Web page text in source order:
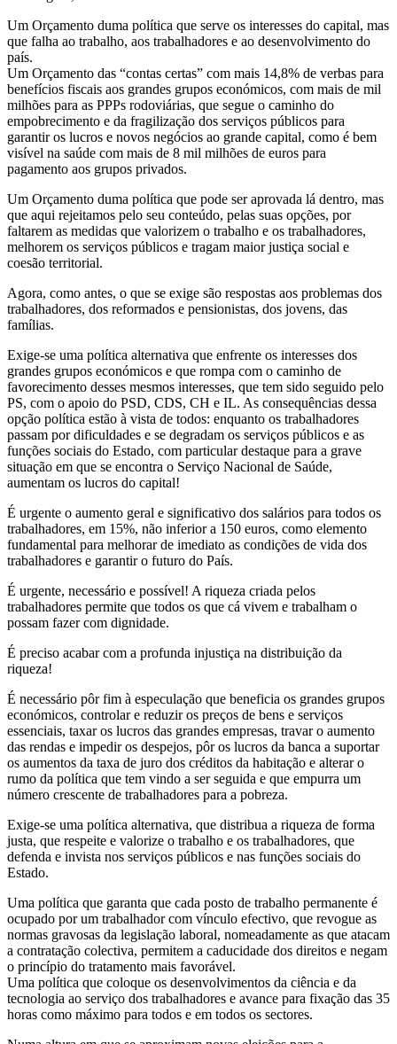
Um Orçamento duma política que serve os interesses do capital, mas
que falha ao trabalho, aos trabalhadores e ao desenvolvimento do
país.
Um Orçamento das “contas certas” com mais 14,8% de verbas para
benefícios fiscais aos grandes grupos económicos, com mais de mil
milhões para as PPPs rodoviárias, que segue o caminho do
empobrecimento e da fragilização dos serviços públicos para
garantir os lucros e novos negócios ao grande capital, como é bem
visível na saúde com mais de 8 mil milhões de euros para
pagamento aos grupos privados.
Um Orçamento duma política que pode ser aprovada lá dentro, mas
que aqui rejeitamos pelo seu conteúdo, pelas suas opções, por
faltarem as medidas que valorizem o trabalho e os trabalhadores,
melhorem os serviços públicos e tragam maior justiça social e
coesão territorial.
Agora, como antes, o que se exige são respostas aos problemas dos
trabalhadores, dos reformados e pensionistas, dos jovens, das
famílias.
Exige-se uma política alternativa que enfrente os interesses dos
grandes grupos económicos e que rompa com o caminho de
favorecimento desses mesmos interesses, que tem sido seguido pelo
PS, com o apoio do PSD, CDS, CH e IL. As consequências dessa
opção política estão à vista de todos: enquanto os trabalhadores
passam por dificuldades e se degradam os serviços públicos e as
funções sociais do Estado, com particular destaque para a grave
situação em que se encontra o Serviço Nacional de Saúde,
aumentam os lucros do capital!
É urgente o aumento geral e significativo dos salários para todos os
trabalhadores, em 15%, não inferior a 150 euros, como elemento
fundamental para melhorar de imediato as condições de vida dos
trabalhadores e garantir o futuro do País.
É urgente, necessário e possível! A riqueza criada pelos
trabalhadores permite que todos os que cá vivem e trabalham o
possam fazer com dignidade.
É preciso acabar com a profunda injustiça na distribuição da
riqueza!
É necessário pôr fim à especulação que beneficia os grandes grupos
económicos, controlar e reduzir os preços de bens e serviços
essenciais, taxar os lucros das grandes empresas, travar o aumento
das rendas e impedir os despejos, pôr os lucros da banca a suportar
os aumentos da taxa de juro dos créditos da habitação e alterar o
rumo da política que tem vindo a ser seguida e que empurra um
número crescente de trabalhadores para a pobreza.
Exige-se uma política alternativa, que distribua a riqueza de forma
justa, que respeite e valorize o trabalho e os trabalhadores, que
defenda e invista nos serviços públicos e nas funções sociais do
Estado.
Uma política que garanta que cada posto de trabalho permanente é
ocupado por um trabalhador com vínculo efectivo, que revogue as
normas gravosas da legislação laboral, nomeadamente as que atacam
a contratação colectiva, permitem a caducidade dos direitos e negam
o princípio do tratamento mais favorável.
Uma política que coloque os desenvolvimentos da ciência e da
tecnologia ao serviço dos trabalhadores e avance para fixação das 35
horas como máximo para todos e em todos os sectores.